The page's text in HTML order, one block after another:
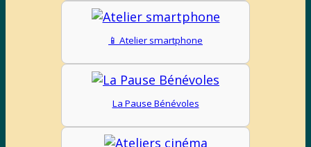
📱 Atelier smartphone
La Pause Bénévoles